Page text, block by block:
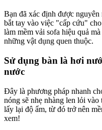
Bạn đã xác định được
bắt tay vào việc "cấp cứu"
làm mềm vải sofa hiệu quả
những vật dụng quen thuộc.
Sử dụng bàn là hơi
nước
Đây là phương pháp nhanh
nóng sẽ nhẹ nhàng len lỏi
lấy lại độ ẩm, từ đó trở nên
xem!